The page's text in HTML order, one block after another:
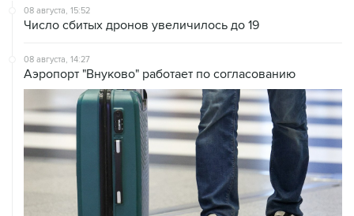
08 августа, 15:52
Число сбитых дронов увеличилось до 19
08 августа, 14:27
Аэропорт "Внуково" работает по согласованию